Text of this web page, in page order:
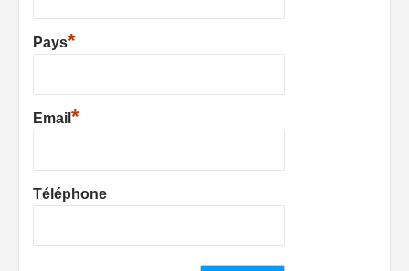
Pays*
Email *
Téléphone